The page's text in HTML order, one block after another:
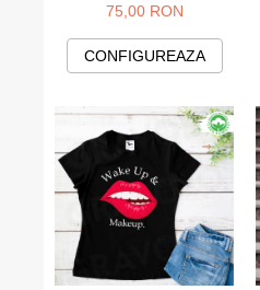
75,00 RON
CONFIGUREAZA